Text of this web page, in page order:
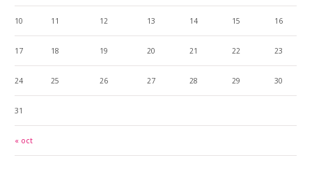
« oct
10 11 12 13 14 15 16
17 18 19 20 21 22 23
24 25 26 27 28 29 30
31